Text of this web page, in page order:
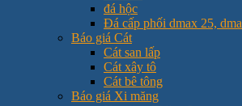
đá hộc
Đá cấp phối dmax 25,
Báo giá Cát
Cát san lấp
Cát xây tô
Cát bê tông
Báo giá Xi măng